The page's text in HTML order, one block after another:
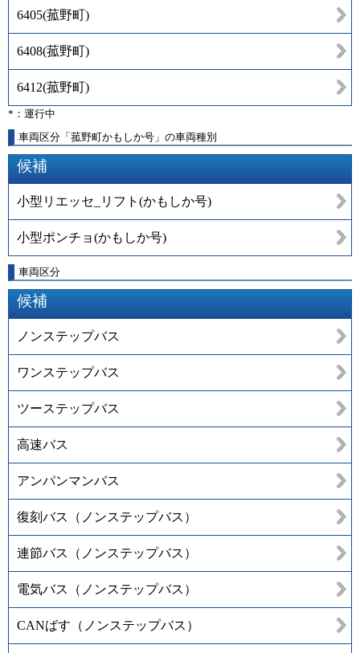
6405(菰野町)
6408(菰野町)
6412(菰野町)
*：運行中
車両区分「菰野町かもしか号」の車両種別
候補
小型リエッセ_リフト(かもしか号)
小型ポンチョ(かもしか号)
車両区分
候補
ノンステップバス
ワンステップバス
ツーステップバス
高速バス
アンパンマンバス
復刻バス（ノンステップバス）
連節バス（ノンステップバス）
電気バス（ノンステップバス）
CANばす（ノンステップバス）